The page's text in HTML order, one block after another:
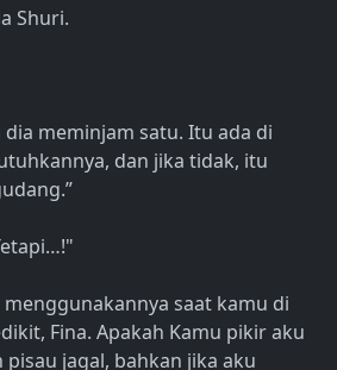
Shuri.
dia meminjam satu. Itu ada di
dan jika tidak, itu
menggunakannya saat kamu di
Fina. Apakah Kamu pikir aku
jagal, bahkan jika aku